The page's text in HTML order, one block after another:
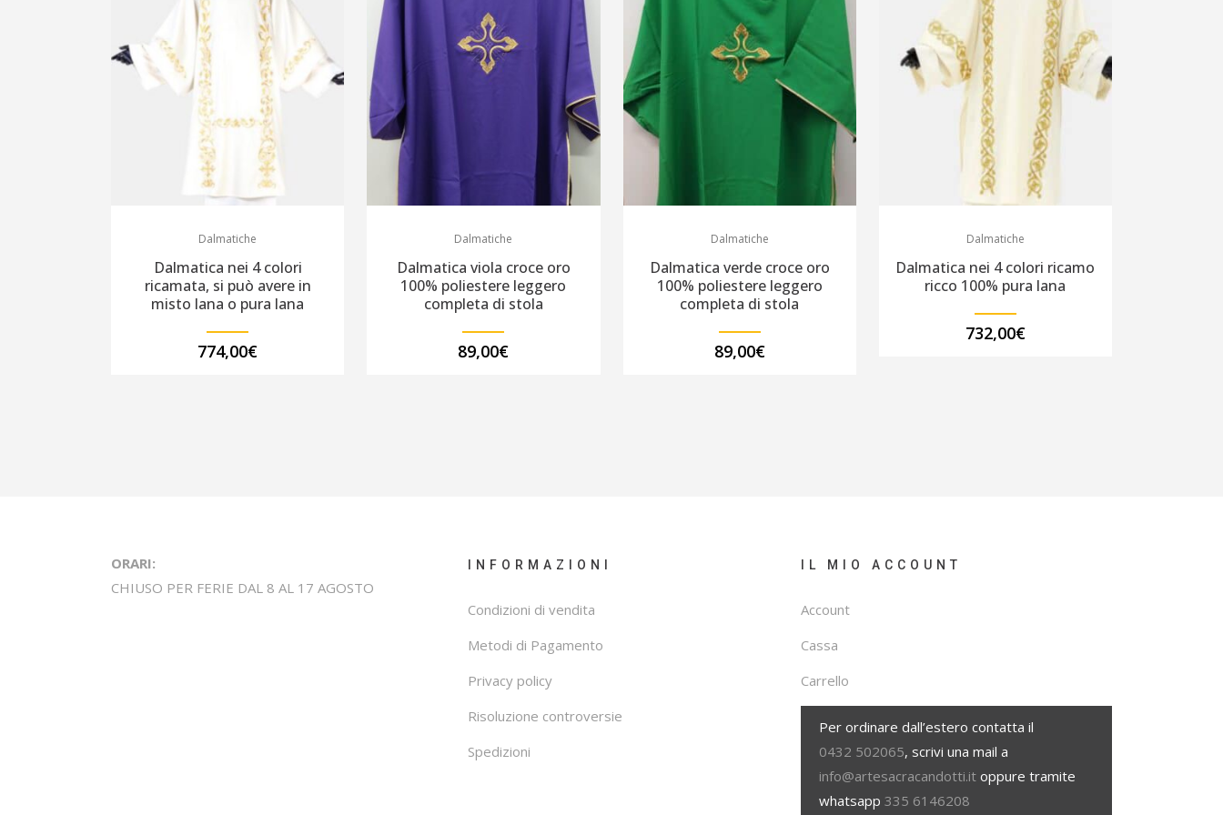
Dalmatiche
Dalmatica nei 4 colori
ricamata, si può avere in
misto lana o pura lana
774,00€
Dalmatiche
Dalmatica viola croce oro
100% poliestere leggero
completa di stola
89,00€
Dalmatiche
Dalmatica verde croce oro
100% poliestere leggero
completa di stola
89,00€
Dalmatiche
Dalmatica nei 4 colori ricamo
ricco 100% pura lana
732,00€
ORARI:
CHIUSO PER FERIE DAL 8 AL 17 AGOSTO
INFORMAZIONI
Condizioni di vendita
Metodi di Pagamento
Privacy policy
Risoluzione controversie
Spedizioni
IL MIO ACCOUNT
Account
Cassa
Carrello
Per ordinare dall’estero contatta il
0432 502065, scrivi una mail a
info@artesacracandotti.it oppure tramite
whatsapp335 6146208